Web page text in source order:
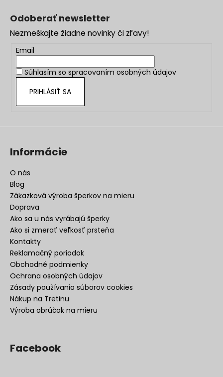
Odoberať newsletter
Nezmeškajte žiadne novinky či zľavy!
Email
Súhlasím so spracovaním osobných údajov
PRIHLÁSIŤ SA
Informácie
O nás
Blog
Zákazková výroba šperkov na mieru
Doprava
Ako sa u nás vyrábajú šperky
Ako si zmerať veľkosť prsteňa
Kontakty
Reklamačný poriadok
Obchodné podmienky
Ochrana osobných údajov
Zásady používania súborov cookies
Nákup na Tretinu
Výroba obrúčok na mieru
Facebook